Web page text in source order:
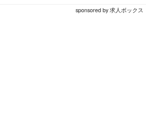
sponsored by 求人ボックス